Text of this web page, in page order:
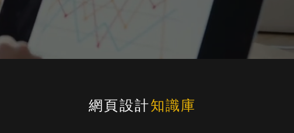
網頁設計知識庫